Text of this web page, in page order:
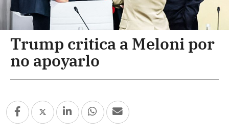
Trump critica a Meloni por
no apoyarlo